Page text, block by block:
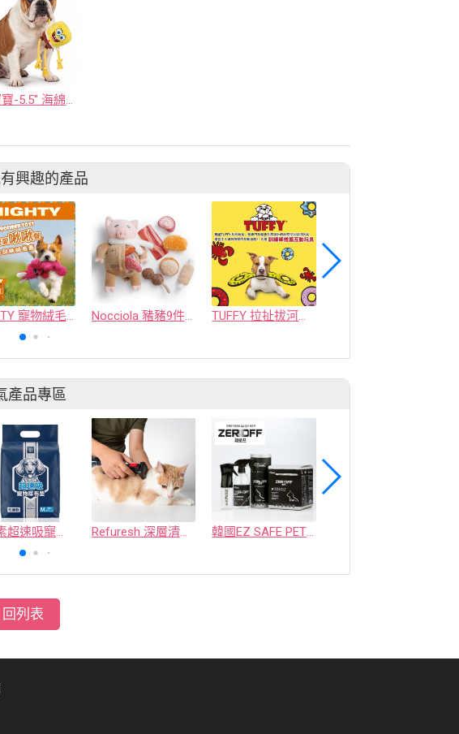
海綿寶寶-5.5" 海綿寶寶拉繩絨毛寵物玩具-中
興趣的產品
MIGHTY 寵物絨毛玩具 Nocciola 豬豬9件套豐容藏食狗玩具 TUFFY 拉扯拔河玩具
產品專區
水魔素超速吸寵物尿布墊買1送1 Refuresh 深層清潔寵物廢毛梳 韓國EZ SAFE PET ZEROFF 消臭劑
回列表